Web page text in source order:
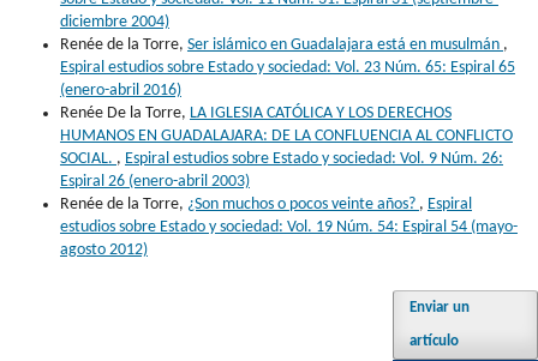
diciembre 2004)
Renée de la Torre, Ser islámico en Guadalajara está en musulmán ,
Espiral estudios sobre Estado y sociedad: Vol. 23 Núm. 65: Espiral 65
(enero-abril 2016)
Renée De la Torre, LA IGLESIA CATÓLICA Y LOS DERECHOS
HUMANOS EN GUADALAJARA: DE LA CONFLUENCIA AL CONFLICTO
SOCIAL. , Espiral estudios sobre Estado y sociedad: Vol. 9 Núm. 26:
Espiral 26 (enero-abril 2003)
Renée de la Torre, ¿Son muchos o pocos veinte años? , Espiral
estudios sobre Estado y sociedad: Vol. 19 Núm. 54: Espiral 54 (mayo-
agosto 2012)
Enviar un
artículo